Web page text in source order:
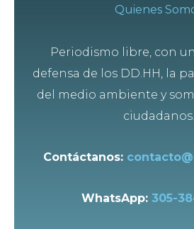
Quienes
Periodismo libre, con
defensa de los DD.HH, la
del medio ambiente y
ciudadanos.
Contáctanos:
WhatsApp: 305-